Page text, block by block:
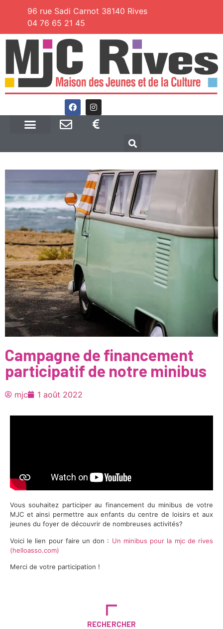
96 rue Sadi Carnot 38140 Rives
04 76 65 21 45
Campagne de financement
participatif de notre minibus
mjc 1 août 2022
Vous souhaitez participer au financement du minibus de votre
MJC et ainsi permettre aux enfants du centre de loisirs et aux
jeunes du foyer de découvrir de nombreuses activités?
Voici le lien pour faire un don : Un minibus pour la mjc de rives
(helloasso.com)
Merci de votre participation !
RECHERCHER